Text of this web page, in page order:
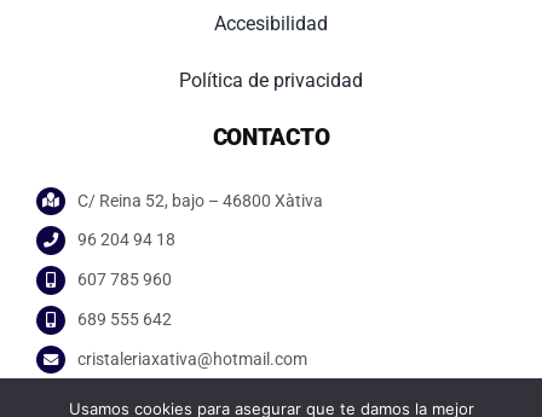
Accesibilidad
Política de privacidad
CONTACTO
C/ Reina 52, bajo – 46800 Xàtiva
96 204 94 18
607 785 960
689 555 642
cristaleriaxativa@hotmail.com
Usamos cookies para asegurar que te damos la mejor